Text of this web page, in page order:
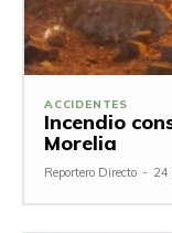
ACCIDENTES
Incendio
Morelia
Reportero Directo - 24